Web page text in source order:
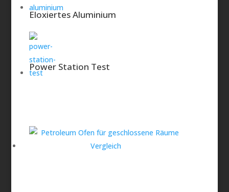
Eloxiertes Aluminium
Power Station Test